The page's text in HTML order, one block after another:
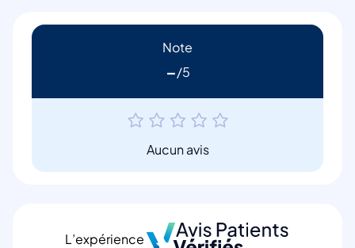
Note
-
Aucun avis
L’expérience